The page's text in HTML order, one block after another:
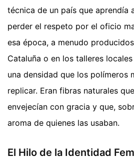
técnica de un país que aprendía
perder el respeto por el oficio
esa época, a menudo
Cataluña o en los talleres
una densidad que los polímeros
replicar. Eran fibras naturales
envejecían con gracia y que,
aroma de quienes las usaban.
El Hilo de la Identidad